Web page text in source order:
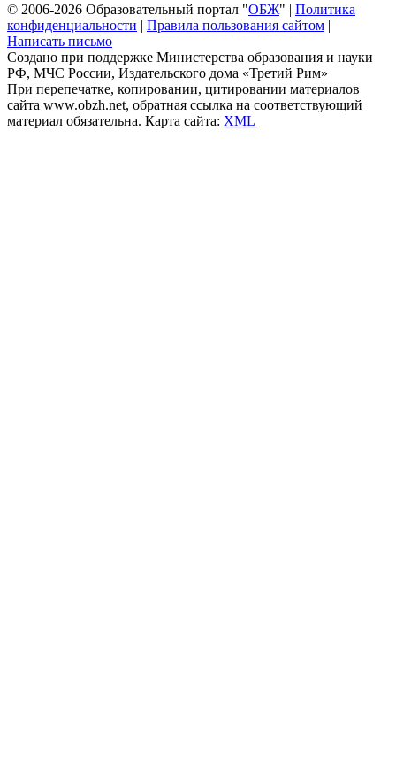
© 2006-2026 Образовательный портал "ОБЖ" | Политика
конфиденциальности | Правила пользования сайтом |
Написать письмо
Создано при поддержке Министерства образования и науки
РФ, МЧС России, Издательского дома «Третий Рим»
При перепечатке, копировании, цитировании материалов
сайта www.obzh.net, обратная ссылка на соответствующий
материал обязательна. Карта сайта: XML